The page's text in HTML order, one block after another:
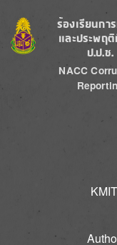
Image
ร้องเรียนกา
และประพฤ
ป.ป.ช.
NACC